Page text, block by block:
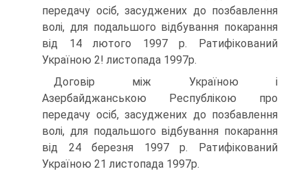
передачу осіб, засуджених до позбавлення
волі, для подальшого відбування покарання
від 14 лютого 1997 p. Ратифікований
Україною 2! листопада 1997р.
Договір між Україною і
Азербайджанською Республікою про
передачу осіб, засуджених до позбавлення
волі, для подальшого відбування покарання
від 24 березня 1997 p. Ратифікований
Україною 21 листопада 1997р.